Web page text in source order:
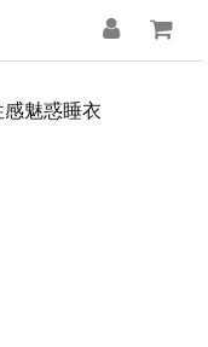
魅惑睡衣